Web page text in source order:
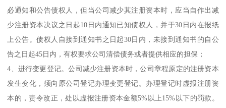
必通知和公告债权人，但当公司减少其注册资本时，应当自作出减
少注册资本决议之日起10日内通知已知债权人，并于30日内在报纸
上公告。债权人自接到通知书之日起30日内，未接到通知书的自公
告之日起45日内，有权要求公司清偿债务或者提供相应的担保；
4、进行变更登记。公司减少注册资本时，公司章程原定的注册资本
发生变化，须向原公司登记办理变更登记。办理登记时虚报注册资
本的，责令改正，处以虚报注册资本金额5%以上15%以下的罚款。